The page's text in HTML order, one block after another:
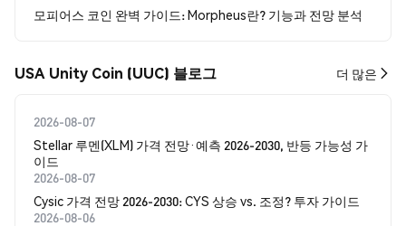
모피어스 코인 완벽 가이드: Morpheus란? 기능과 전망 분석
USA Unity Coin (UUC) 블로그 더 많은
2026-08-07
Stellar 루멘(XLM) 가격 전망·예측 2026-2030, 반등 가능성 가
이드
2026-08-07
Cysic 가격 전망 2026-2030: CYS 상승 vs. 조정? 투자 가이드
2026-08-06